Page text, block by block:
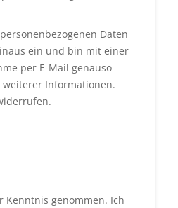
Daten
ein und bin mit einer
per E-Mail genauso
Informationen.
Kenntnis genommen. Ich